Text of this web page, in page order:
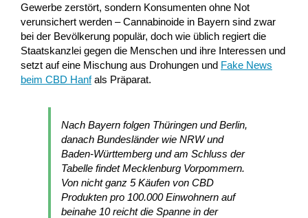
Gewerbe zerstört, sondern Konsumenten ohne Not
verunsichert werden – Cannabinoide in Bayern sind zwar
bei der Bevölkerung populär, doch wie üblich regiert die
Staatskanzlei gegen die Menschen und ihre Interessen und
setzt auf eine Mischung aus Drohungen und Fake News
beim CBD Hanfals Präparat.
Nach Bayern folgen Thüringen und Berlin,
danach Bundesländer wie NRW und
Baden-Württemberg und am Schluss der
Tabelle findet Mecklenburg Vorpommern.
Von nicht ganz 5 Käufen von CBD
Produkten pro 100.000 Einwohnern auf
beinahe 10 reicht die Spanne in der